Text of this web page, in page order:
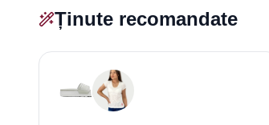
Ținute recomandate